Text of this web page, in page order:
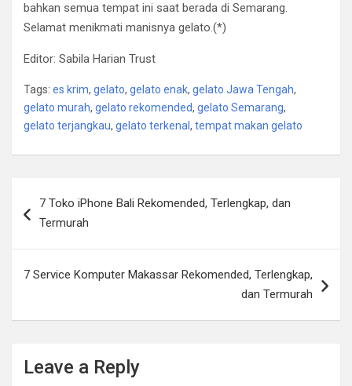
bahkan semua tempat ini saat berada di Semarang.
Selamat menikmati manisnya gelato.(*)
Editor: Sabila Harian Trust
Tags: es krim, gelato, gelato enak, gelato Jawa Tengah,
gelato murah, gelato rekomended, gelato Semarang,
gelato terjangkau, gelato terkenal , tempat makan gelato
navigation
7 Toko iPhone Bali Rekomended, Terlengkap, dan
Termurah
7 Service Komputer Makassar Rekomended, Terlengkap,
dan Termurah
Leave a Reply